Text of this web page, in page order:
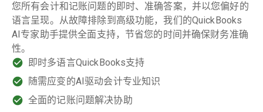
您所有会计和记账问题的即时、准确答案，并以您偏好的
语言呈现。从故障排除到高级功能，我们的QuickBooks
AI专家助手提供全面支持，节省您的时间并确保财务准确
性。
即时多语言QuickBooks支持
随需应变的AI驱动会计专业知识
全面的记账问题解决协助